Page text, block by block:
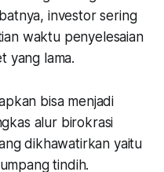
investor sering
waktu penyelesaian
yang lama.
bisa menjadi
alur birokrasi
dikhawatirkan yaitu
tindih.